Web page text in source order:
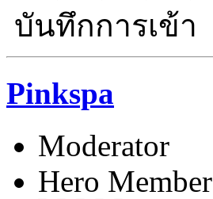
บันทึกการเข้า
Pinkspa
Moderator
Hero Member